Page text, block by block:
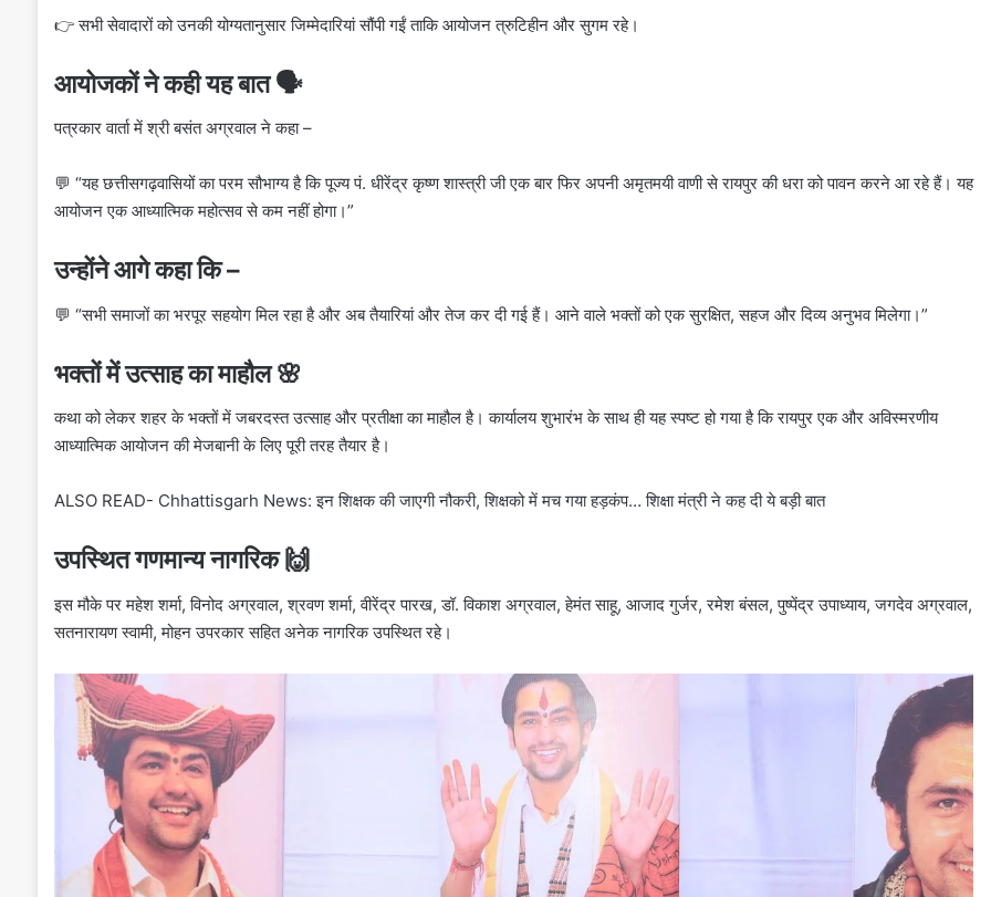
👉 सभी सेवादारों को उनकी योग्यतानुसार जिम्मेदारियां सौंपी गईं ताकि आयोजन त्रुटिहीन और सुगम रहे।
आयोजकों ने कही यह बात 🗣️
पत्रकार वार्ता में श्री बसंत अग्रवाल ने कहा –
💬 “यह छत्तीसगढ़वासियों का परम सौभाग्य है कि पूज्य पं. धीरेंद्र कृष्ण शास्त्री जी एक बार फिर अपनी अमृतमयी वाणी से रायपुर की धरा को पावन करने आ रहे हैं। यह
आयोजन एक आध्यात्मिक महोत्सव से कम नहीं होगा।”
उन्होंने आगे कहा कि –
💬 “सभी समाजों का भरपूर सहयोग मिल रहा है और अब तैयारियां और तेज कर दी गई हैं। आने वाले भक्तों को एक सुरक्षित, सहज और दिव्य अनुभव मिलेगा।”
भक्तों में उत्साह का माहौल 🌸
कथा को लेकर शहर के भक्तों में जबरदस्त उत्साह और प्रतीक्षा का माहौल है। कार्यालय शुभारंभ के साथ ही यह स्पष्ट हो गया है कि रायपुर एक और अविस्मरणीय
आध्यात्मिक आयोजन की मेजबानी के लिए पूरी तरह तैयार है।
ALSO READ- Chhattisgarh News: इन शिक्षक की जाएगी नौकरी, शिक्षको में मच गया हड़कंप… शिक्षा मंत्री ने कह दी ये बड़ी बात
उपस्थित गणमान्य नागरिक 🙌
इस मौके पर महेश शर्मा, विनोद अग्रवाल, श्रवण शर्मा, वीरेंद्र पारख, डॉ. विकाश अग्रवाल, हेमंत साहू, आजाद गुर्जर, रमेश बंसल, पुष्पेंद्र उपाध्याय, जगदेव अग्रवाल,
सतनारायण स्वामी, मोहन उपरकार सहित अनेक नागरिक उपस्थित रहे।